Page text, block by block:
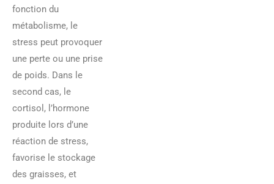
fonction du
métabolisme, le
stress peut provoquer
une perte ou une prise
de poids. Dans le
second cas, le
cortisol, l’hormone
produite lors d’une
réaction de stress,
favorise le stockage
des graisses, et